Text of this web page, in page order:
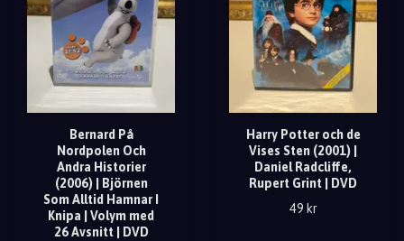
Bernard På
Nordpolen Och
Andra Historier
(2006) | Björnen
Som Alltid Hamnar I
Knipa | Volym med
26 Avsnitt | DVD
Harry Potter och de
Vises Sten (2001) |
Daniel Radcliffe,
Rupert Grint | DVD
49 kr